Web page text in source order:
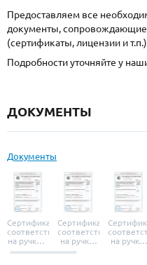
Предоставляем все
документы,
(сертификаты, лицензии и
Подробности уточняйте у
ДОКУМЕНТЫ
Документы
Сертификат
соответствия
на ручки и
броненакладки
Сертификат
соответствия
на ручки-
защелки
на ручки-